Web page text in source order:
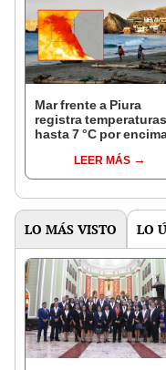
Mar frente a Piura
registra
hasta 7 °C por
SenamhiLEER MÁS
LO MÁS VISTO LO